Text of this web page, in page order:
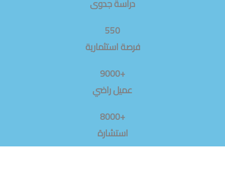
دراسة جدوى
550
فرصة استثمارية
+9000
عميل راضي
+8000
استشارة